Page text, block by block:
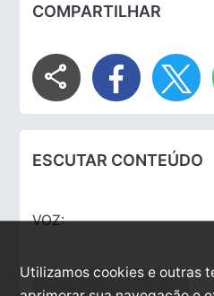
COMPARTILHAR
share
ESCUTAR CONTEÚDO
VOZ:
Utilizamos cookies e outras